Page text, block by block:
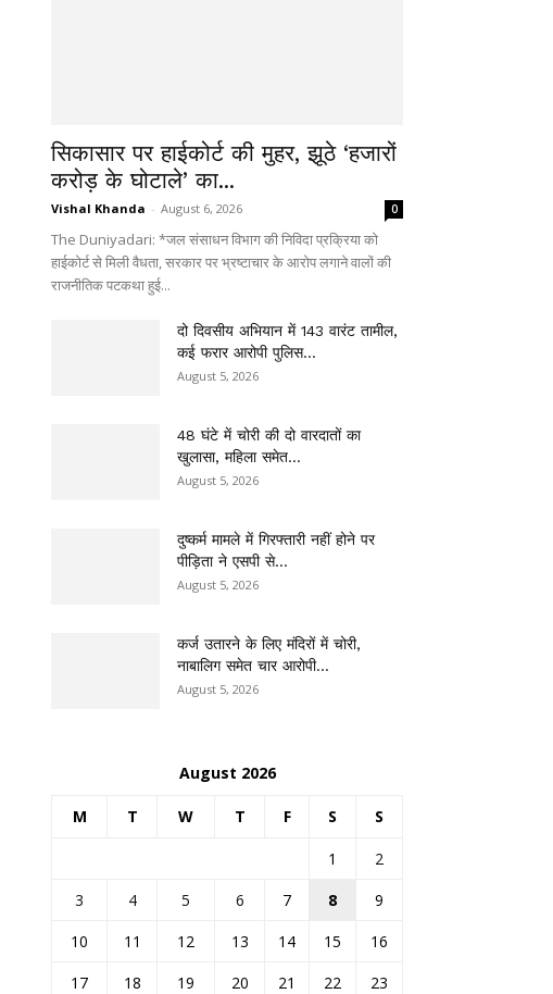
सिकासार पर हाईकोर्ट की मुहर, झूठे ‘हजारों
करोड़ के घोटाले’ का...
Vishal Khanda - August 6, 2026 0
The Duniyadari: *जल संसाधन विभाग की निविदा प्रक्रिया को
हाईकोर्ट से मिली वैधता, सरकार पर भ्रष्टाचार के आरोप लगाने वालों की
राजनीतिक पटकथा हुई...
दो दिवसीय अभियान में 143 वारंट तामील,
कई फरार आरोपी पुलिस...
August 5, 2026
48 घंटे में चोरी की दो वारदातों का
खुलासा, महिला समेत...
August 5, 2026
दुष्कर्म मामले में गिरफ्तारी नहीं होने पर
पीड़िता ने एसपी से...
August 5, 2026
कर्ज उतारने के लिए मंदिरों में चोरी,
नाबालिग समेत चार आरोपी...
August 5, 2026
August 2026
M T W T F S S
1
2
3
4 5 6 7 8
9
10
11 12 13 14 15
16
17
18 19 20 21 22
23